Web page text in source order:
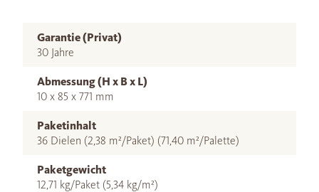
Garantie (Privat)
30 Jahre
Abmessung (H x B x L)
10 x 85 x 771 mm
Paketinhalt
36 Dielen (2,38 m²/Paket) (71,40 m²/Palette)
Paketgewicht
12,71 kg/Paket (5,34 kg/m²)